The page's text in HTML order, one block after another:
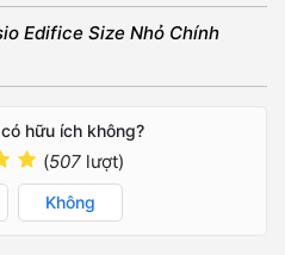
Edifice Size Nhỏ Chính
hữu ích không?
(507 lượt)
Không